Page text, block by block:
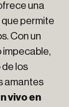
una
que permite
Con un
impecable,
de los
amantes
vivo en